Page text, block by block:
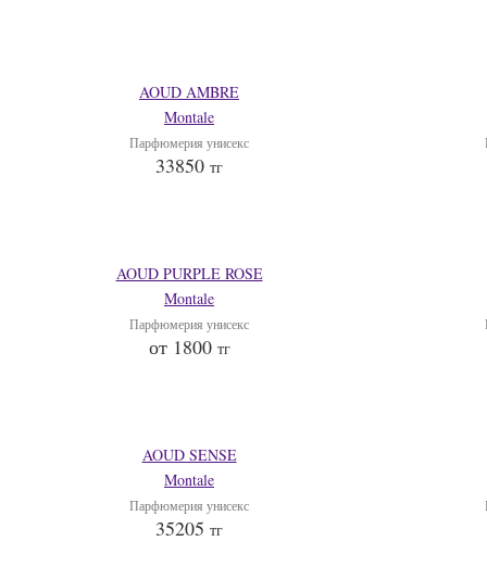
AOUD AMBRE
Montale
Парфюмерия унисекс
33850 тг
AOUD PURPLE ROSE
Montale
Парфюмерия унисекс
от 1800 тг
AOUD SENSE
Montale
Парфюмерия унисекс
35205 тг